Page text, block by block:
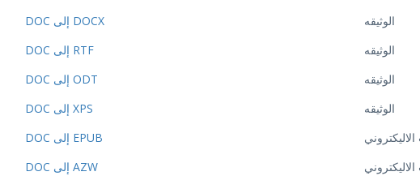
DOC إلى DOCX الوثيقه
DOC إلى RTF الوثيقه
DOC إلى ODT الوثيقه
DOC إلى XPS الوثيقه
DOC إلى EPUB الاليكتروني
DOC إلى AZW الاليكتروني